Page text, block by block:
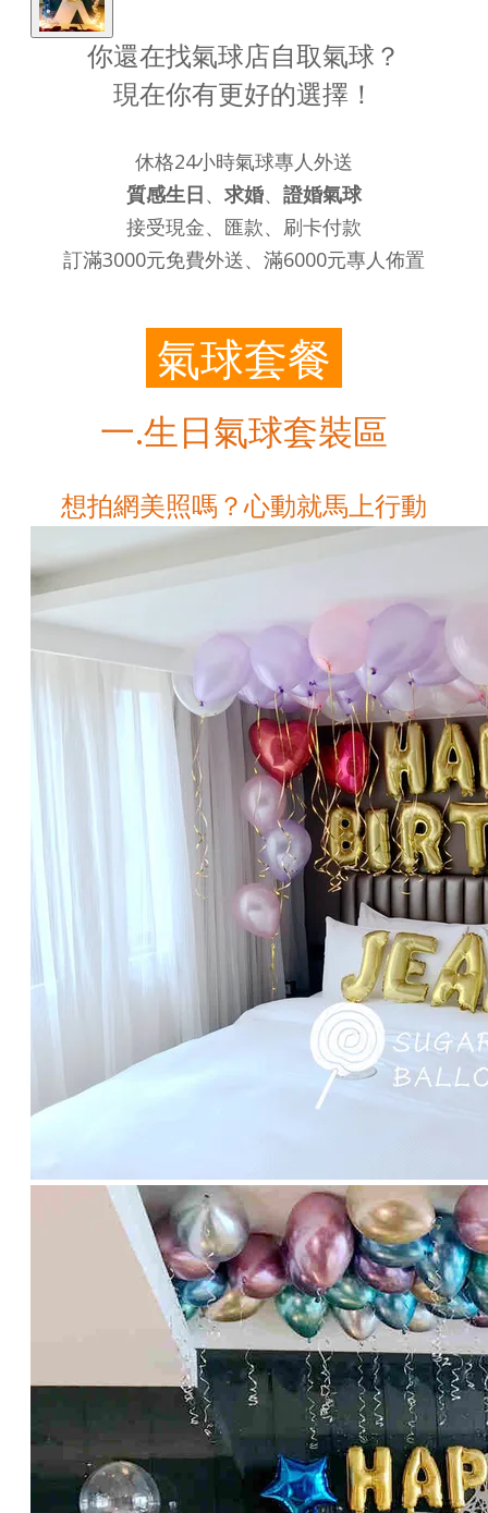
你還在找氣球店自取氣球？
​現在你有更好的選擇！
休格24小時氣球專人外送
質感生日、 求婚、 證婚氣球
接受現金、匯款、刷卡付款
訂滿3000元免費外送、滿6000元專人佈置
氣球套餐
一.生日氣球套裝區
想拍網美照嗎？心動就馬上行動